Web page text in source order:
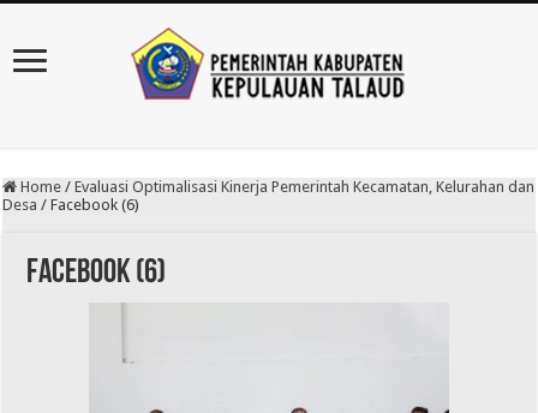
Home / Evaluasi Optimalisasi Kinerja Pemerintah Kecamatan, Kelurahan dan
Desa / Facebook (6)
Facebook (6)